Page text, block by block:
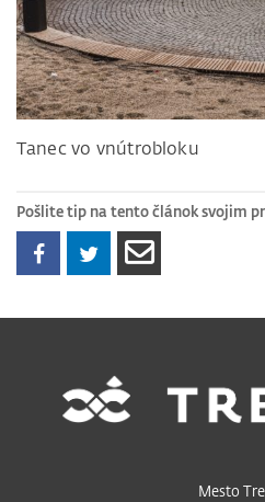
Tanec vo vnútrobloku
Pošlite tip na tento článok svojim
Mesto